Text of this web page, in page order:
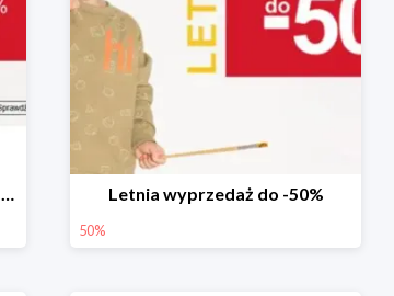
Letnia wyprzedaż w Smyku do -50% Letnia wyprzedaż do -50%
50%